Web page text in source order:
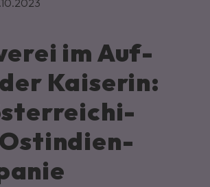
im Auf­
Kai­serin: